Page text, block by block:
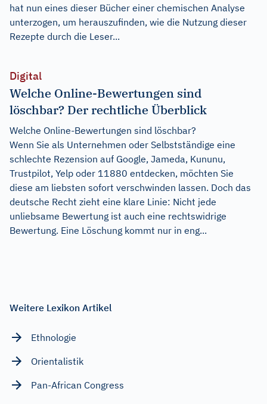
hat nun eines dieser Bücher einer chemischen Analyse
unterzogen, um herauszufinden, wie die Nutzung dieser
Rezepte durch die Leser...
Digital
Welche Online-Bewertungen sind
löschbar? Der rechtliche Überblick
Welche Online-Bewertungen sind löschbar?
Wenn Sie als Unternehmen oder Selbstständige eine
schlechte Rezension auf Google, Jameda, Kununu,
Trustpilot, Yelp oder 11880 entdecken, möchten Sie
diese am liebsten sofort verschwinden lassen. Doch das
deutsche Recht zieht eine klare Linie: Nicht jede
unliebsame Bewertung ist auch eine rechtswidrige
Bewertung. Eine Löschung kommt nur in eng...
Weitere Lexikon Artikel
Ethnologie
Orientalistik
Pan-African Congress